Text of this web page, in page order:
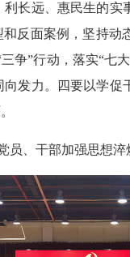
长远、惠民生的实
反面案例，坚持动
三争”行动，落实“
发力。四要以学
、干部加强思想